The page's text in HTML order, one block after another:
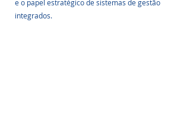
e o papel estratégico de sistemas de gestão
integrados.